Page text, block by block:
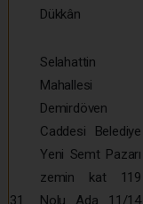
Dükkân
31
Selahattin
Mahallesi
Demirdöven
Caddesi Belediye
Yeni Semt Pazarı
zemin kat 119
Nolu Ada 11/14